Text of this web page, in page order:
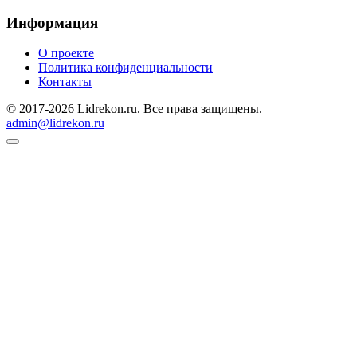
Информация
О проекте
Политика конфиденциальности
Контакты
© 2017-2026 Lidrekon.ru. Все права защищены.
admin@lidrekon.ru